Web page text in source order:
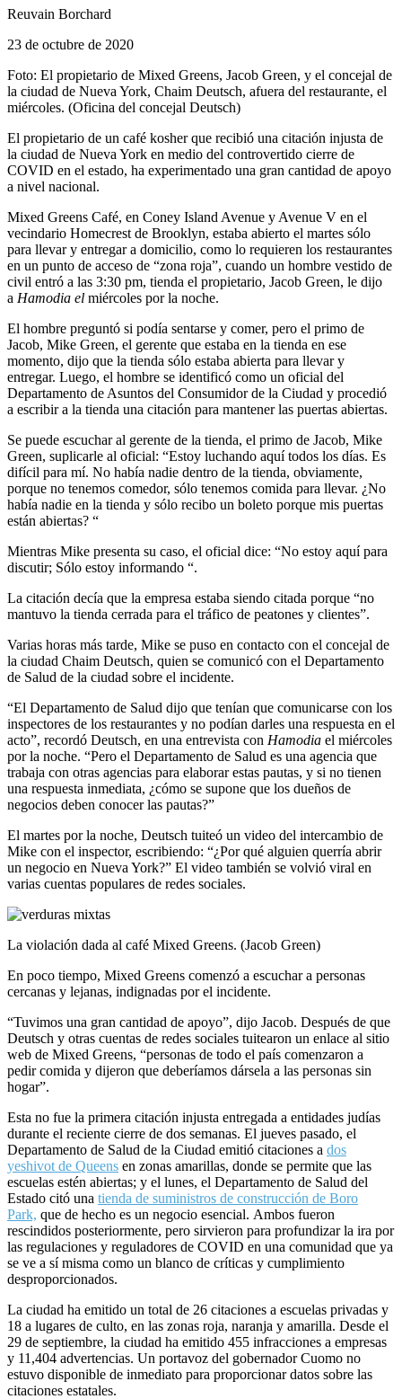
Reuvain Borchard
23 de octubre de 2020
Foto: El propietario de Mixed Greens, Jacob Green, y el concejal de
la ciudad de Nueva York, Chaim Deutsch, afuera del restaurante, el
miércoles. (Oficina del concejal Deutsch)
El propietario de un café kosher que recibió una citación injusta de
la ciudad de Nueva York en medio del controvertido cierre de
COVID en el estado, ha experimentado una gran cantidad de apoyo
a nivel nacional.
Mixed Greens Café, en Coney Island Avenue y Avenue V en el
vecindario Homecrest de Brooklyn, estaba abierto el martes sólo
para llevar y entregar a domicilio, como lo requieren los restaurantes
en un punto de acceso de “zona roja”, cuando un hombre vestido de
civil entró a las 3:30 pm, tienda el propietario, Jacob Green, le dijo
a Hamodia el miércoles por la noche.
El hombre preguntó si podía sentarse y comer, pero el primo de
Jacob, Mike Green, el gerente que estaba en la tienda en ese
momento, dijo que la tienda sólo estaba abierta para llevar y
entregar. Luego, el hombre se identificó como un oficial del
Departamento de Asuntos del Consumidor de la Ciudad y procedió
a escribir a la tienda una citación para mantener las puertas abiertas.
Se puede escuchar al gerente de la tienda, el primo de Jacob, Mike
Green, suplicarle al oficial: “Estoy luchando aquí todos los días. Es
difícil para mí. No había nadie dentro de la tienda, obviamente,
porque no tenemos comedor, sólo tenemos comida para llevar. ¿No
había nadie en la tienda y sólo recibo un boleto porque mis puertas
están abiertas? “
Mientras Mike presenta su caso, el oficial dice: “No estoy aquí para
discutir; Sólo estoy informando “.
La citación decía que la empresa estaba siendo citada porque “no
mantuvo la tienda cerrada para el tráfico de peatones y clientes”.
Varias horas más tarde, Mike se puso en contacto con el concejal de
la ciudad Chaim Deutsch, quien se comunicó con el Departamento
de Salud de la ciudad sobre el incidente.
“El Departamento de Salud dijo que tenían que comunicarse con los
inspectores de los restaurantes y no podían darles una respuesta en el
acto”, recordó Deutsch, en una entrevista con Hamodia el miércoles
por la noche. “Pero el Departamento de Salud es una agencia que
trabaja con otras agencias para elaborar estas pautas, y si no tienen
una respuesta inmediata, ¿cómo se supone que los dueños de
negocios deben conocer las pautas?”
El martes por la noche, Deutsch tuiteó un video del intercambio de
Mike con el inspector, escribiendo: “¿Por qué alguien querría abrir
un negocio en Nueva York?” El video también se volvió viral en
varias cuentas populares de redes sociales.
La violación dada al café Mixed Greens. (Jacob Green)
En poco tiempo, Mixed Greens comenzó a escuchar a personas
cercanas y lejanas, indignadas por el incidente.
“Tuvimos una gran cantidad de apoyo”, dijo Jacob. Después de que
Deutsch y otras cuentas de redes sociales tuitearon un enlace al sitio
web de Mixed Greens, “personas de todo el país comenzaron a
pedir comida y dijeron que deberíamos dársela a las personas sin
hogar”.
Esta no fue la primera citación injusta entregada a entidades judías
durante el reciente cierre de dos semanas. El jueves pasado, el
Departamento de Salud de la Ciudad emitió citaciones a dos
yeshivot de Queens en zonas amarillas, donde se permite que las
escuelas estén abiertas; y el lunes, el Departamento de Salud del
Estado citó una tienda de suministros de construcción de Boro
Park, que de hecho es un negocio esencial. Ambos fueron
rescindidos posteriormente, pero sirvieron para profundizar la ira por
las regulaciones y reguladores de COVID en una comunidad que ya
se ve a sí misma como un blanco de críticas y cumplimiento
desproporcionados.
La ciudad ha emitido un total de 26 citaciones a escuelas privadas y
18 a lugares de culto, en las zonas roja, naranja y amarilla. Desde el
29 de septiembre, la ciudad ha emitido 455 infracciones a empresas
y 11,404 advertencias. Un portavoz del gobernador Cuomo no
estuvo disponible de inmediato para proporcionar datos sobre las
citaciones estatales.